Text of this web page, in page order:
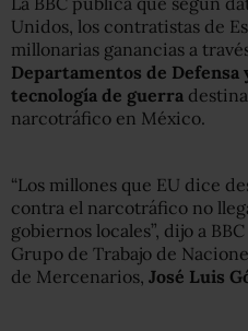
Unidos, los contratistas de
millonarias ganancias a
Departamentos de Defensa
tecnología de guerra
narcotráfico en México.
“Los millones que EU dice
contra el narcotráfico no
gobiernos locales”, dijo a
Grupo de Trabajo de
de Mercenarios, José Luis